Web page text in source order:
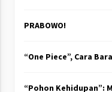
PRABOWO!
“One Piece”, Cara
“Pohon Kehidupan”: